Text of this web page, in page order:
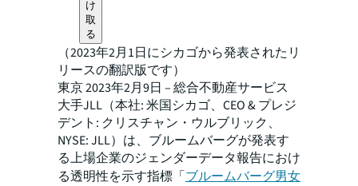
け
取
る
（2023年2月1日にシカゴから発表されたリ
リースの翻訳版です）
東京 2023年2月9日 – 総合不動産サービス
大手JLL（本社: 米国シカゴ、CEO & プレジ
デント: クリスチャン・ウルブリック、
NYSE: JLL）は、ブルームバーグが発表す
る上場企業のジェンダーデータ報告におけ
る透明性を示す指標「ブルームバーグ男女